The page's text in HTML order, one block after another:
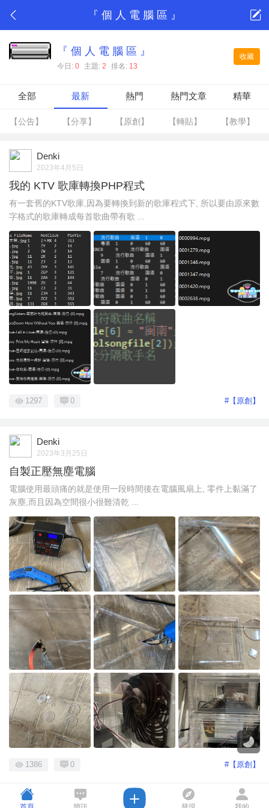
『 個 人 電 腦 區 』
收藏
『 個 人 電 腦 區 』
今日: 0 主題: 2 排名: 13
全部 最新 熱門 熱門文章 精華
【公告】 【分享】 【原創】 【轉貼】 【教學】
Denki
2023年4月5日
我的 KTV 歌庫轉換PHP程式
有一套舊的KTV歌庫,因為要轉換到新的歌庫程式下, 所以要由原來數
字格式的歌庫轉成每首歌曲帶有歌 ...
#【原創】
1297 0
Denki
2023年3月25日
自製正壓無塵電腦
電腦使用最頭痛的就是使用一段時間後在電腦風扇上, 零件上黏滿了
灰塵,而且因為空間很小很難清乾 ...
#【原創】
1386 0